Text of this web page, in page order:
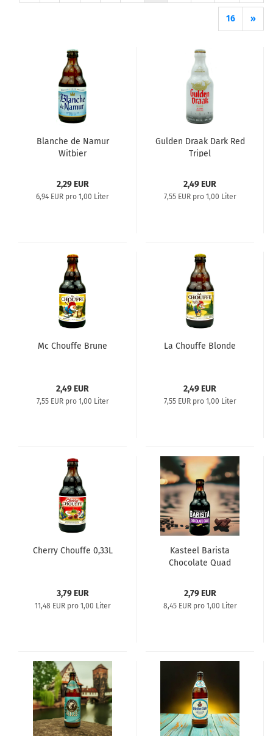
16 »
Blanche de Namur
Witbier
2,29 EUR
6,94 EUR pro 1,00 Liter
Gulden Draak Dark Red
Tripel
2,49 EUR
7,55 EUR pro 1,00 Liter
Mc Chouffe Brune
2,49 EUR
7,55 EUR pro 1,00 Liter
La Chouffe Blonde
2,49 EUR
7,55 EUR pro 1,00 Liter
Cherry Chouffe 0,33L
3,79 EUR
11,48 EUR pro 1,00 Liter
Kasteel Barista
Chocolate Quad
2,79 EUR
8,45 EUR pro 1,00 Liter